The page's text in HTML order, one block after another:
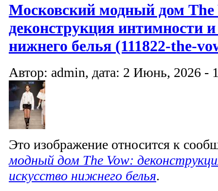
Московский модный дом The
деконструкция интимности и
нижнего белья (111822-the-
Автор: admin, дата: 2 Июнь, 2026 -
Это изображение относится к
модный дом The Vow:
искусство нижнего белья.